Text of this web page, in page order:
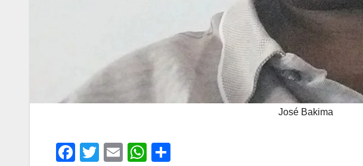
José Bakima
F
T
E
W